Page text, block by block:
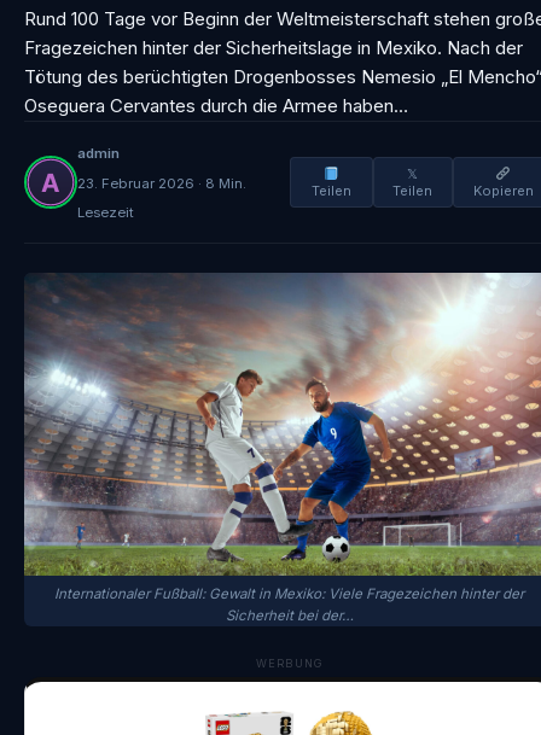
Rund 100 Tage vor Beginn der Weltmeisterschaft stehen
Fragezeichen hinter der Sicherheitslage in Mexiko. Nach der
Tötung des berüchtigten Drogenbosses Nemesio „El
Oseguera Cervantes durch die Armee haben…
admin
23. Februar 2026 · 8 Min.
Lesezeit
Teilen
𝕏
Teilen
Kopieren
Internationaler Fußball: Gewalt in Mexiko: Viele Fragezeichen hinter der
Sicherheit bei der…
WERBUNG